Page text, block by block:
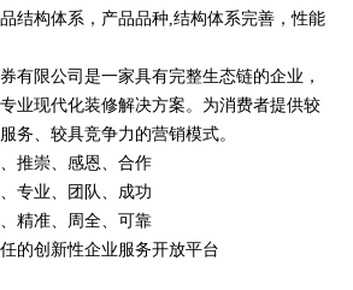
结构体系，产品品种,结构体系完善，性能
有限公司是一家具有完整生态链的企业，
业现代化装修解决方案。为消费者提供较
务、较具竞争力的营销模式。
推崇、感恩、合作
专业、团队、成功
精准、周全、可靠
的创新性企业服务开放平台